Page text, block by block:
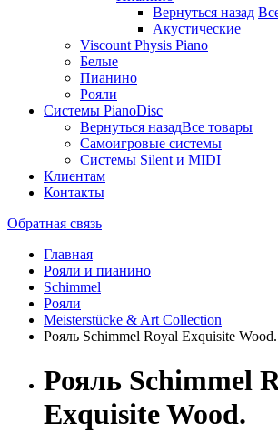
Вернуться назад
Акустические
Viscount Physis Piano
Белые
Пианино
Рояли
Системы PianoDisc
Вернуться назадВсе товары
Самоигровые системы
Системы Silent и MIDI
Клиентам
Контакты
Обратная связь
Главная
Рояли и пианино
Schimmel
Рояли
Meisterstücke & Art Collection
Рояль Schimmel Royal Exquisite Wood.
Рояль Schimmel
Exquisite Wood.